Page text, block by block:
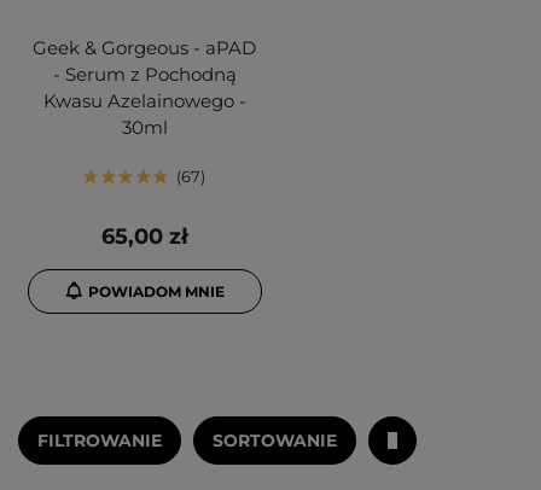
Geek & Gorgeous - aPAD
- Serum z Pochodną
Kwasu Azelainowego -
30ml
67
65,00 zł
POWIADOM MNIE
FILTROWANIE SORTOWANIE